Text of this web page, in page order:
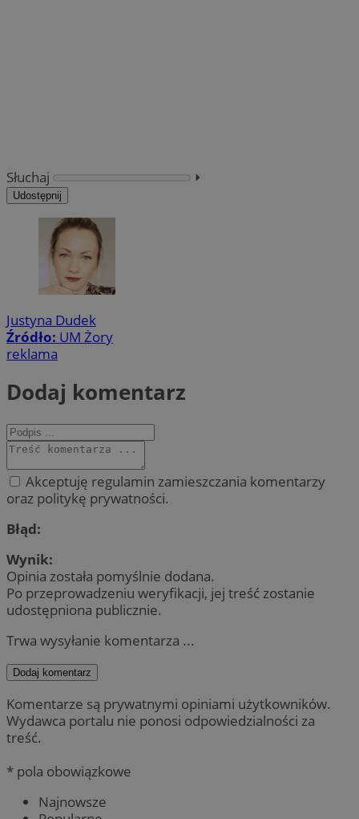
Słuchaj ⏵︎
Udostępnij
Justyna Dudek
Źródło: UM Żory
reklama
Dodaj komentarz
Akceptuję regulamin zamieszczania komentarzy
oraz politykę prywatności.
Błąd:
Wynik:
Opinia została pomyślnie dodana.
Po przeprowadzeniu weryfikacji, jej treść zostanie
udostępniona publicznie.
Trwa wysyłanie komentarza ...
Dodaj komentarz
Komentarze są prywatnymi opiniami użytkowników.
Wydawca portalu nie ponosi odpowiedzialności za
treść.
* pola obowiązkowe
Najnowsze